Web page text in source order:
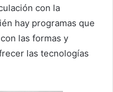
con la
hay programas que
las formas y
las tecnologías